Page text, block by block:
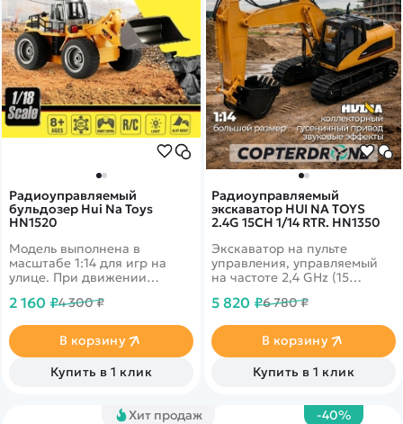
Радиоуправляемый
бульдозер Hui Na Toys
HN1520
Модель выполнена в
масштабе 1:14 для игр на
улице. При движении
эффекты мотора и работы
назад включается сигнал
заднего хода.
2 160 ₽4 300 ₽
В корзину
Купить в 1 клик
Радиоуправляемый
экскаватор HUI NA TOYS
2.4G 15CH 1/14 RTR. HN1350
Экскаватор на пульте
управления, управляемый
на частоте 2,4 GHz (15
звуковые эффекты.
механизм ковша, как у
оригинала. Радиус действия
до 25 метров.
5 820 ₽6 780 ₽
В корзину
Купить в 1 клик
Хит продаж -40%
Вертолеты
Катера
Роботы
Самолеты
Сборные модели
Детские электромобили
Железные дороги
Конструкторы
Запчасти для моделей
Блог
Статьи про беспилотники
Обзор квадрокоптеров
Аренда Квадрокоптеров
Покупка в кредит
Контакты
Оплата и доставка
Помощь
Отследить заказ